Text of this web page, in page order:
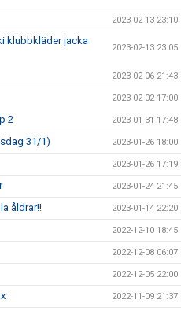
2023-02-13 23:10
klubbkläder jacka
2023-02-13 23:05
2023-02-06 21:43
2023-02-02 17:00
2 2023-01-31 17:48
31/1) 2023-01-26 18:00
2023-01-26 17:19
2023-01-24 21:45
åldrar!! 2023-01-14 22:20
2022-12-10 18:45
2022-12-08 06:07
2022-12-05 22:00
2022-11-09 21:37